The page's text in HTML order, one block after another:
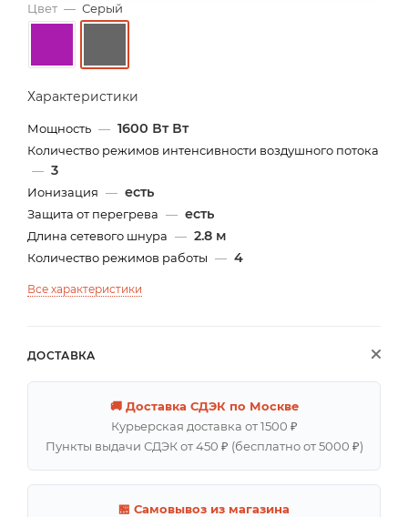
Цвет — Серый
Характеристики
Мощность — 1600 Вт Вт
Количество режимов интенсивности воздушного потока
— 3
Ионизация — есть
Защита от перегрева — есть
Длина сетевого шнура — 2.8 м
Количество режимов работы — 4
Все характеристики
ДОСТАВКА
🚚 Доставка СДЭК по Москве
Курьерская доставка от 1500 ₽
Пункты выдачи СДЭК от 450 ₽ (бесплатно от 5000 ₽)
🏪 Самовывоз из магазина